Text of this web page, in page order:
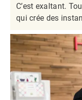
C’est exaltant.
qui crée des